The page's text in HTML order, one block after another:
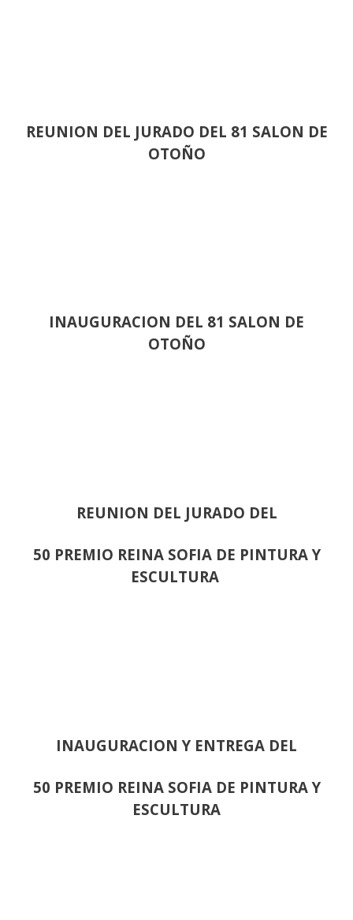
REUNION DEL JURADO DEL 81 SALON DE
OTOÑO
INAUGURACION DEL 81 SALON DE
OTOÑO
REUNION DEL JURADO DEL
50 PREMIO REINA SOFIA DE PINTURA Y
ESCULTURA
INAUGURACION Y ENTREGA DEL
50 PREMIO REINA SOFIA DE PINTURA Y
ESCULTURA